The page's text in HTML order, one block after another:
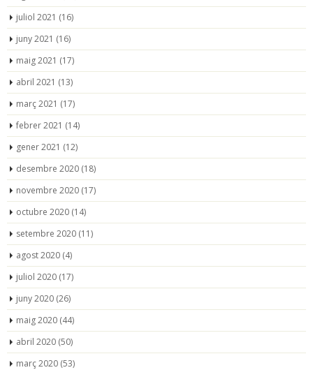
juliol 2021 (16)
juny 2021 (16)
maig 2021 (17)
abril 2021 (13)
març 2021 (17)
febrer 2021 (14)
gener 2021 (12)
desembre 2020 (18)
novembre 2020 (17)
octubre 2020 (14)
setembre 2020 (11)
agost 2020 (4)
juliol 2020 (17)
juny 2020 (26)
maig 2020 (44)
abril 2020 (50)
març 2020 (53)